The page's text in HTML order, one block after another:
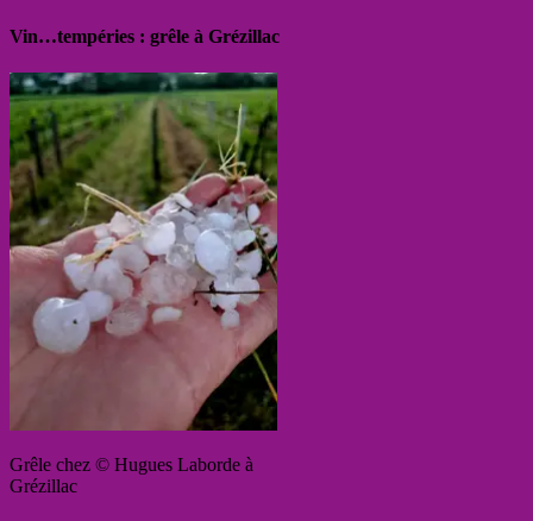
Vin…tempéries : grêle à Grézillac
Grêle chez © Hugues Laborde à
Grézillac